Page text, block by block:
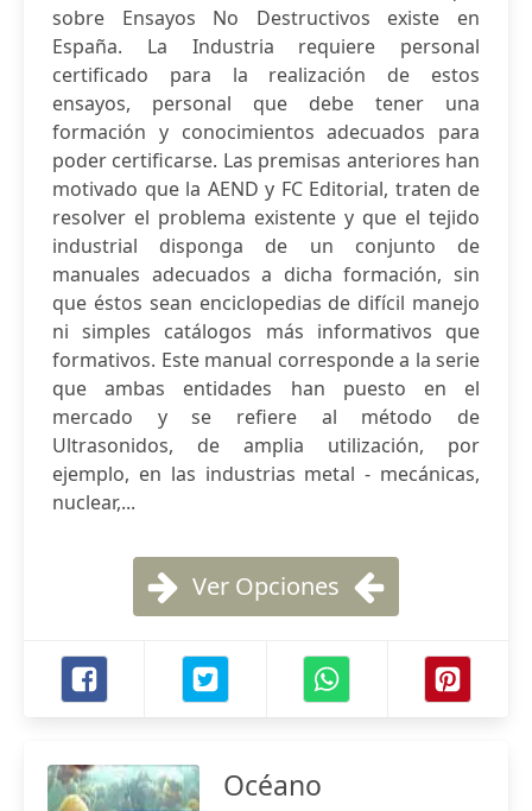
sobre Ensayos No Destructivos existe en
España. La Industria requiere personal
certificado para la realización de estos
ensayos, personal que debe tener una
formación y conocimientos adecuados para
poder certificarse. Las premisas anteriores han
motivado que la AEND y FC Editorial, traten de
resolver el problema existente y que el tejido
industrial disponga de un conjunto de
manuales adecuados a dicha formación, sin
que éstos sean enciclopedias de difícil manejo
ni simples catálogos más informativos que
formativos. Este manual corresponde a la serie
que ambas entidades han puesto en el
mercado y se refiere al método de
Ultrasonidos, de amplia utilización, por
ejemplo, en las industrias metal - mecánicas,
nuclear,...
Ver Opciones
Océano